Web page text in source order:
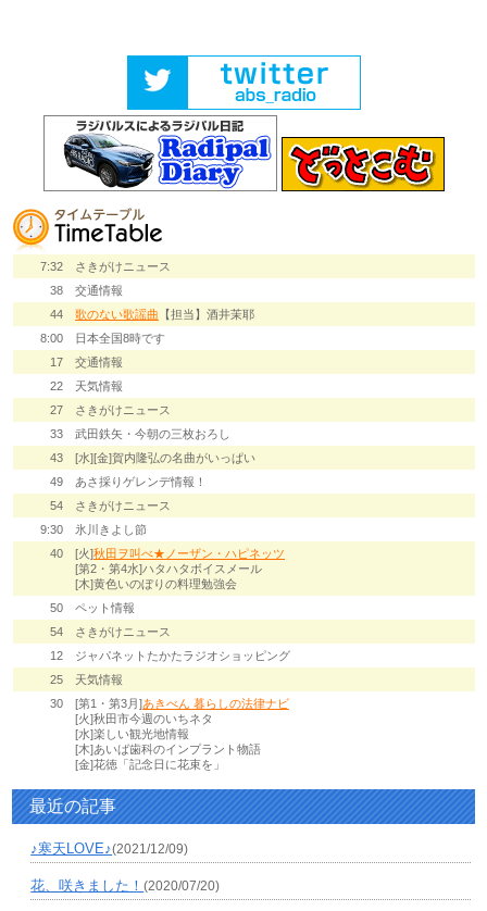
7:32
さきがけニュース
38
交通情報
44
歌のない歌謡曲 【担当】酒井茉耶
8:00
日本全国8時です
17
交通情報
22
天気情報
27
さきがけニュース
33
武田鉄矢・今朝の三枚おろし
43
[水][金]賀内隆弘の名曲がいっぱい
49
あさ採りゲレンデ情報！
54
さきがけニュース
9:30
氷川きよし節
40
[火]秋田ヲ叫べ★ノーザン・ハピネッツ
[第2・第4水]ハタハタボイスメール
[木]黄色いのぼりの料理勉強会
50
ペット情報
54
さきがけニュース
12
ジャパネットたかたラジオショッピング
25
天気情報
30
[第1・第3月]あきべん 暮らしの法律ナビ
[火]秋田市今週のいちネタ
[水]楽しい観光地情報
[木]あいば歯科のインプラント物語
[金]花徳「記念日に花束を」
最近の記事
♪寒天LOVE♪(2021/12/09)
花、咲きました！(2020/07/20)